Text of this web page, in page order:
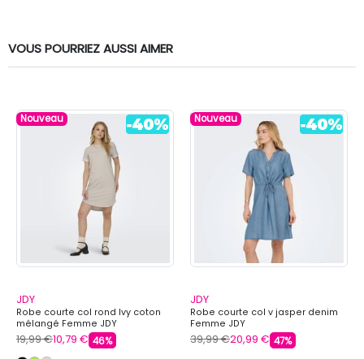
VOUS POURRIEZ AUSSI AIMER
Nouveau
JDY
Robe courte col rond Ivy coton
mélangé Femme JDY
19,99 €10,79 € 46%
Nouveau
JDY
Robe courte col v jasper denim
Femme JDY
39,99 €20,99 € 47%